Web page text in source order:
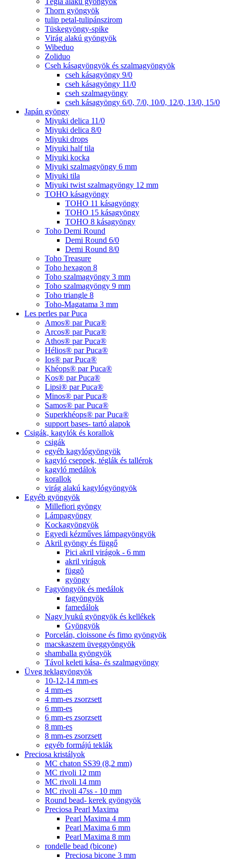
Thorn gyöngyök
tulip petal-tulipánszirom
Tüskegyöngy-spike
Virág alakú gyöngyök
Wibeduo
Zoliduo
Cseh kásagyöngyök és szalmagyöngyök
cseh kásagyöngy 9/0
cseh kásagyöngy 11/0
cseh szalmagyöngy
cseh kásagyöngy 6/0, 7/0, 10/0, 12/0, 13/0, 15/0
Japán gyöngy
Miyuki delica 11/0
Miyuki delica 8/0
Miyuki drops
Miyuki half tila
Miyuki kocka
Miyuki szalmagyöngy 6 mm
Miyuki tila
Miyuki twist szalmagyöngy 12 mm
TOHO kásagyöngy
TOHO 11 kásagyöngy
TOHO 15 kásagyöngy
TOHO 8 kásagyöngy
Toho Demi Round
Demi Round 6/0
Demi Round 8/0
Toho Treasure
Toho hexagon 8
Toho szalmagyöngy 3 mm
Toho szalmagyöngy 9 mm
Toho triangle 8
Toho-Magatama 3 mm
Les perles par Puca
Amos® par Puca®
Arcos® par Puca®
Athos® par Puca®
Hélios® par Puca®
Ios® par Puca®
Khéops® par Puca®
Kos® par Puca®
Lipsi® par Puca®
Minos® par Puca®
Samos® par Puca®
Superkhéops® par Puca®
support bases- tartó alapok
Csigák, kagylók és korallok
csigák
egyéb kagylógyöngyök
kagyló cseppek, téglák és tallérok
kagyló medálok
korallok
virág alakú kagylógyöngyök
Egyéb gyöngyök
Millefiori gyöngy
Lámpagyöngy
Kockagyöngyök
Egyedi kézműves lámpagyöngyök
Akril gyöngy és függő
Pici akril virágok - 6 mm
akril virágok
függõ
gyöngy
Fagyöngyök és medálok
fagyöngyök
famedálok
Nagy lyukú gyöngyök és kellékek
Gyöngyök
Porcelán, cloissone és fimo gyöngyök
macskaszem üveggyöngyök
shamballa gyöngyök
Távol keleti kása- és szalmagyöngy
Üveg teklagyöngyök
10-12-14 mm-es
4 mm-es
4 mm-es zsorzsett
6 mm-es
6 mm-es zsorzsett
8 mm-es
8 mm-es zsorzsett
egyéb formájú teklák
Preciosa kristályok
MC chaton SS39 (8,2 mm)
MC rivoli 12 mm
MC rivoli 14 mm
MC rivoli 47ss - 10 mm
Round bead- kerek gyöngyök
Preciosa Pearl Maxima
Pearl Maxima 4 mm
Pearl Maxima 6 mm
Pearl Maxima 8 mm
rondelle bead (bicone)
Preciosa bicone 3 mm